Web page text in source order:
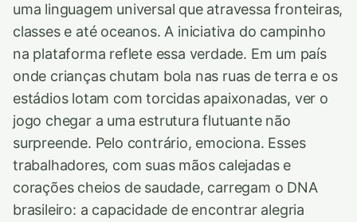
uma linguagem universal que atravessa fronteiras,
classes e até oceanos. A iniciativa do campinho
na plataforma reflete essa verdade. Em um país
onde crianças chutam bola nas ruas de terra e os
estádios lotam com torcidas apaixonadas, ver o
jogo chegar a uma estrutura flutuante não
surpreende. Pelo contrário, emociona. Esses
trabalhadores, com suas mãos calejadas e
corações cheios de saudade, carregam o DNA
brasileiro: a capacidade de encontrar alegria